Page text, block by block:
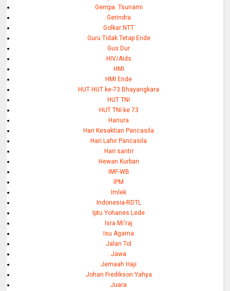
Gempa. Tsunami
Gerindra
Golkar NTT
Guru Tidak Tetap Ende
Gus Dur
HIV/Aids
HMI
HMI Ende
HUT HUT ke-73 Bhayangkara
HUT TNI
HUT TNI ke 73
Hanura
Hari Kesaktian Pancasila
Hari Lahir Pancasila
Hari santri
Hewan Kurban
IMF-WB
IPM
Imlek
Indonesia-RDTL
Iptu Yohanes Lede
Isra Mi'raj
Isu Agama
Jalan Tol
Jawa
Jemaah Haji
Johan Fredikson Yahya
Juara